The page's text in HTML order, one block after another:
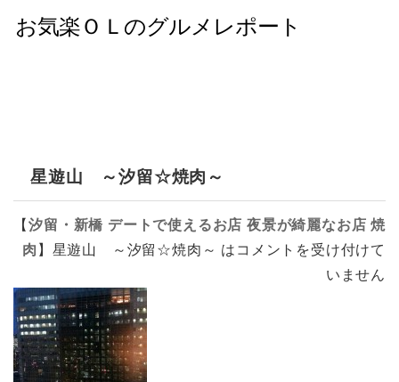
星遊山 ～汐留☆焼肉～
【汐留・新橋 デートで使えるお店 夜景が綺麗なお店 焼
肉 】 星遊山 ～汐留☆焼肉～ は コメントを受け付けて
いません